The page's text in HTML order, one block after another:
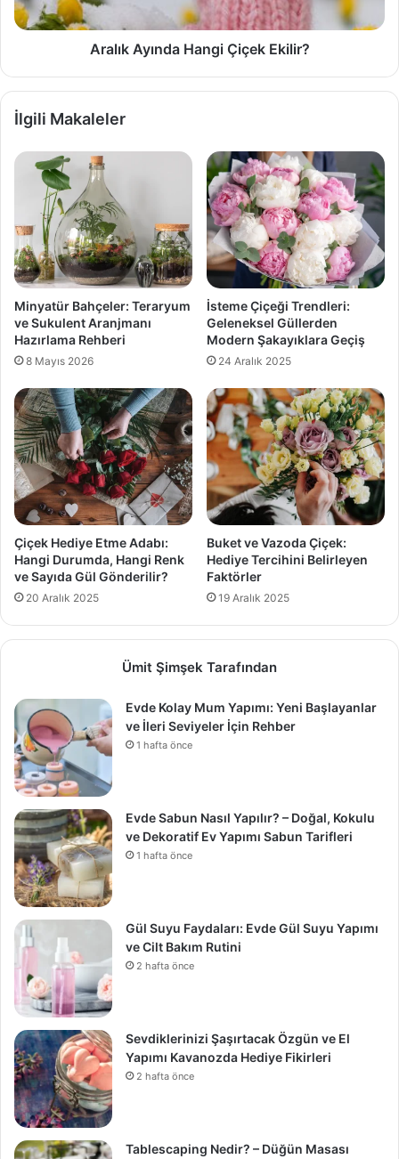
Aralık Ayında Hangi Çiçek Ekilir?
İlgili Makaleler
Minyatür Bahçeler: Teraryum
ve Sukulent Aranjmanı
Hazırlama Rehberi
8 Mayıs 2026
İsteme Çiçeği Trendleri:
Geleneksel Güllerden
Modern Şakayıklara Geçiş
24 Aralık 2025
Çiçek Hediye Etme Adabı:
Hangi Durumda, Hangi Renk
ve Sayıda Gül Gönderilir?
20 Aralık 2025
Buket ve Vazoda Çiçek:
Hediye Tercihini Belirleyen
Faktörler
19 Aralık 2025
Ümit Şimşek Tarafından
Evde Kolay Mum Yapımı: Yeni Başlayanlar
ve İleri Seviyeler İçin Rehber
1 hafta önce
Evde Sabun Nasıl Yapılır? – Doğal, Kokulu
ve Dekoratif Ev Yapımı Sabun Tarifleri
1 hafta önce
Gül Suyu Faydaları: Evde Gül Suyu Yapımı
ve Cilt Bakım Rutini
2 hafta önce
Sevdiklerinizi Şaşırtacak Özgün ve El
Yapımı Kavanozda Hediye Fikirleri
2 hafta önce
Tablescaping Nedir? – Düğün Masası